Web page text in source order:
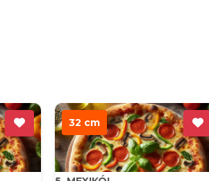
32 cm